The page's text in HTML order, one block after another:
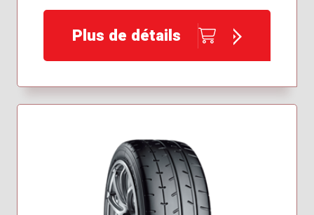
Plus de détails